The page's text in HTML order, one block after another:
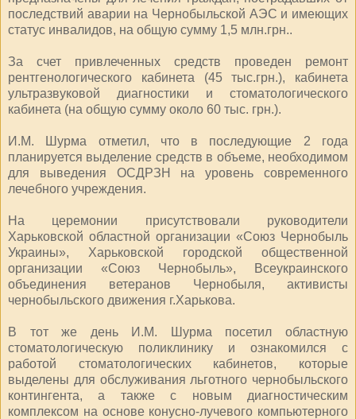
последствий аварии на Чернобыльской АЭС и имеющих
статус инвалидов, на общую сумму 1,5 млн.грн..
За счет привлеченных средств проведен ремонт
рентгенологического кабинета (45 тыс.грн.), кабинета
ультразвуковой диагностики и стоматологического
кабинета (на общую сумму около 60 тыс. грн.).
И.М. Шурма отметил, что в последующие 2 года
планируется выделение средств в объеме, необходимом
для выведения ОСДРЗН на уровень современного
лечебного учреждения.
На церемонии присутствовали руководители
Харьковской областной организации «Союз Чернобыль
Украины», Харьковской городской общественной
организации «Союз Чернобыль», Всеукраинского
объединения ветеранов Чернобыля, активисты
чернобыльского движения г.Харькова.
В тот же день И.М. Шурма посетил областную
стоматологическую поликлинику и ознакомился с
работой стоматологических кабинетов, которые
выделены для обслуживания льготного чернобыльского
контингента, а также с новым диагностическим
комплексом на основе конусно-лучевого компьютерного